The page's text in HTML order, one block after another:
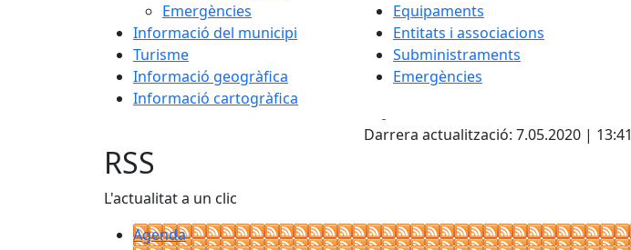
Emergències
Informació del municipi
Turisme
Informació geogràfica
Informació cartogràfica
Equipaments
Entitats i associacions
Subministraments
Emergències
Darrera actualització: 7.05.2020 | 13:41
RSS
L'actualitat a un clic
Agenda